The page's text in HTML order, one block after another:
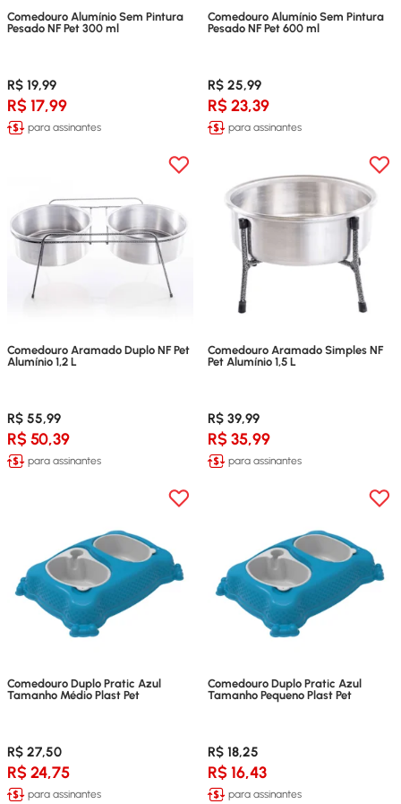
Comedouro Alumínio Sem Pintura
Pesado NF Pet 300 ml
R$ 19,99
R$ 17,99
para assinantes
Comedouro Alumínio Sem Pintura
Pesado NF Pet 600 ml
R$ 25,99
R$ 23,39
para assinantes
Comedouro Aramado Duplo NF Pet
Alumínio 1,2 L
R$ 55,99
R$ 50,39
para assinantes
Comedouro Aramado Simples NF
Pet Alumínio 1,5 L
R$ 39,99
R$ 35,99
para assinantes
Comedouro Duplo Pratic Azul
Tamanho Médio Plast Pet
R$ 27,50
R$ 24,75
para assinantes
Comedouro Duplo Pratic Azul
Tamanho Pequeno Plast Pet
R$ 18,25
R$ 16,43
para assinantes